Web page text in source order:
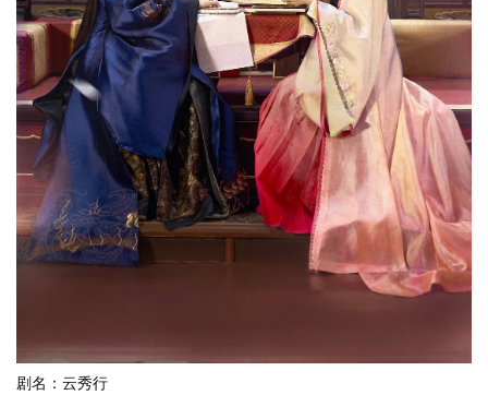
剧名：云秀行